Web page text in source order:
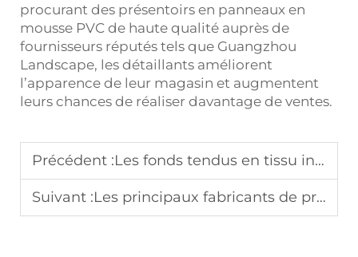
procurant des présentoirs en panneaux en
mousse PVC de haute qualité auprès de
fournisseurs réputés tels que Guangzhou
Landscape, les détaillants améliorent
l’apparence de leur magasin et augmentent
leurs chances de réaliser davantage de ventes.
Précédent :Les fonds tendus en tissu indispensables pour les mariages
Suivant :Les principaux fabricants de présentoirs surélevés en bois